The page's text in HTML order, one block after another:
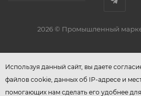
2026 © Промышленный
Используя данный сайт, вы даете
файлов cookie, данных об IP-адресе и
помогающих нам сделать его удобнее